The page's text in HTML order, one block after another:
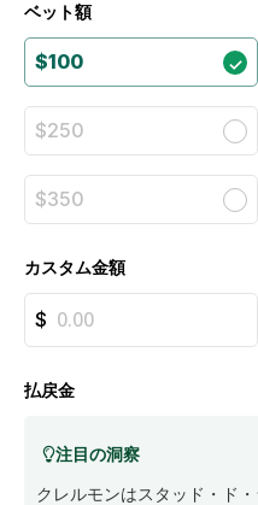
ベット額
$100
$250
$350
カスタム金額
払戻金
注目の洞察
クレルモンはスタッド・ド